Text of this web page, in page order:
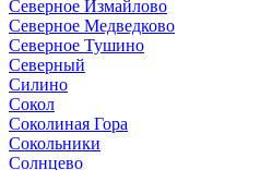
Северное Измайлово
Северное Медведково
Северное Тушино
Северный
Силино
Сокол
Соколиная Гора
Сокольники
Солнцево